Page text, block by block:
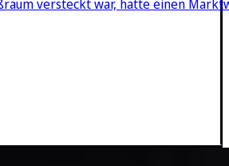
versteckt war, hatte einen